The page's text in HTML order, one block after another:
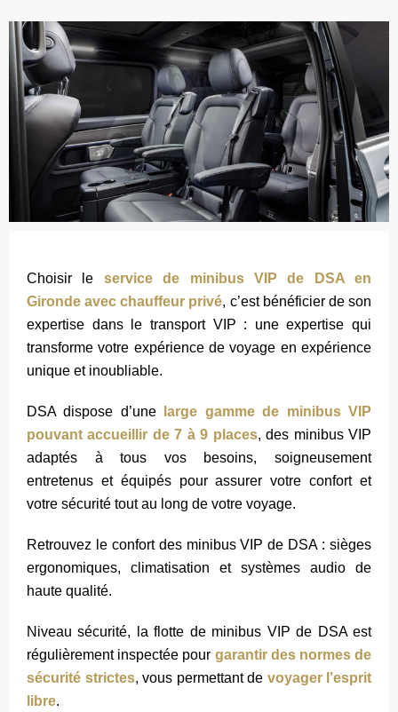
Choisir le service de minibus VIP de DSA en
Gironde avec chauffeur privé, c’est bénéficier de son
expertise dans le transport VIP : une expertise qui
transforme votre expérience de voyage en expérience
unique et inoubliable.
DSA dispose d’une
large gamme de minibus VIP
pouvant accueillir de 7 à 9 places, des minibus VIP
adaptés à tous vos besoins, soigneusement
entretenus et équipés pour assurer votre confort et
votre sécurité tout au long de votre voyage.
Retrouvez le confort des minibus VIP de DSA : sièges
ergonomiques, climatisation et systèmes audio de
haute qualité.
Niveau sécurité, la flotte de minibus VIP de DSA est
régulièrement inspectée pour garantir des normes de
sécurité strictes, vous permettant de voyager l’esprit
libre.